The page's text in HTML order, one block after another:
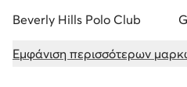
Beverly Hills Polo Club
Εμφάνιση περισσότερων